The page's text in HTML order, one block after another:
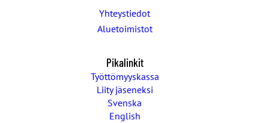
Yhteystiedot
Aluetoimistot
Pikalinkit
Työttömyyskassa
Liity jäseneksi
Svenska
English